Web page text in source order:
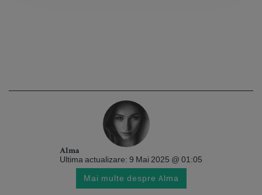
Alma
Ultima actualizare: 9 Mai 2025 @ 01:05
Mai multe despre Alma